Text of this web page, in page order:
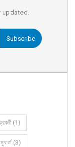
updated.
Subscribe
(1)
(3)